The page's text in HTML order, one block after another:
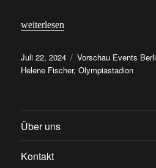
„Helene Fischer in Berlin: VIP-
weiterlesen
Veröffentlicht
am
Juli 22, 2024 Kategorien
Vorschau Events
Helene Fischer,Olympiastadion
Über uns
Kontakt